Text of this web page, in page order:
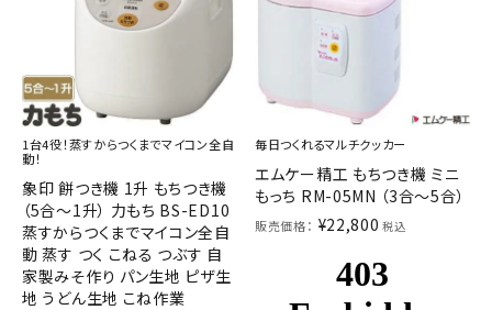
1台4役！蒸すからつくまでマイコン全自
動！
象印 餅つき機 1升 もちつき機
（5合～1升） 力もち BS-ED10
蒸すからつくまでマイコン全自
動 蒸す つく こねる つぶす 自
家製みそ作り パン生地 ピザ生
地 うどん生地 こね作業
毎日つくれるマルチクッカー
エムケー精工 もちつき機 ミニ
もっち RM-05MN （3合～5合）
販売価格： ¥22,800 税込